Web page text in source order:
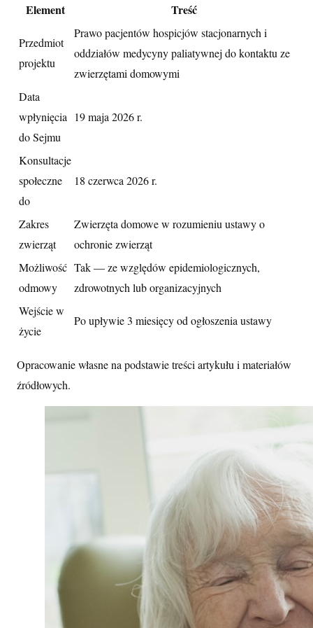
Element Treść
Przedmiot
projektu
Prawo pacjentów hospicjów stacjonarnych i
oddziałów medycyny paliatywnej do kontaktu ze
zwierzętami domowymi
Data
wpłynięcia
do Sejmu
19 maja 2026 r.
Konsultacje
społeczne
do
18 czerwca 2026 r.
Zakres
zwierząt
Zwierzęta domowe w rozumieniu ustawy o
ochronie zwierząt
Możliwość
odmowy
Tak — ze względów epidemiologicznych,
zdrowotnych lub organizacyjnych
Wejście w
życie
Po upływie 3 miesięcy od ogłoszenia ustawy
Opracowanie własne na podstawie treści artykułu i materiałów
źródłowych.